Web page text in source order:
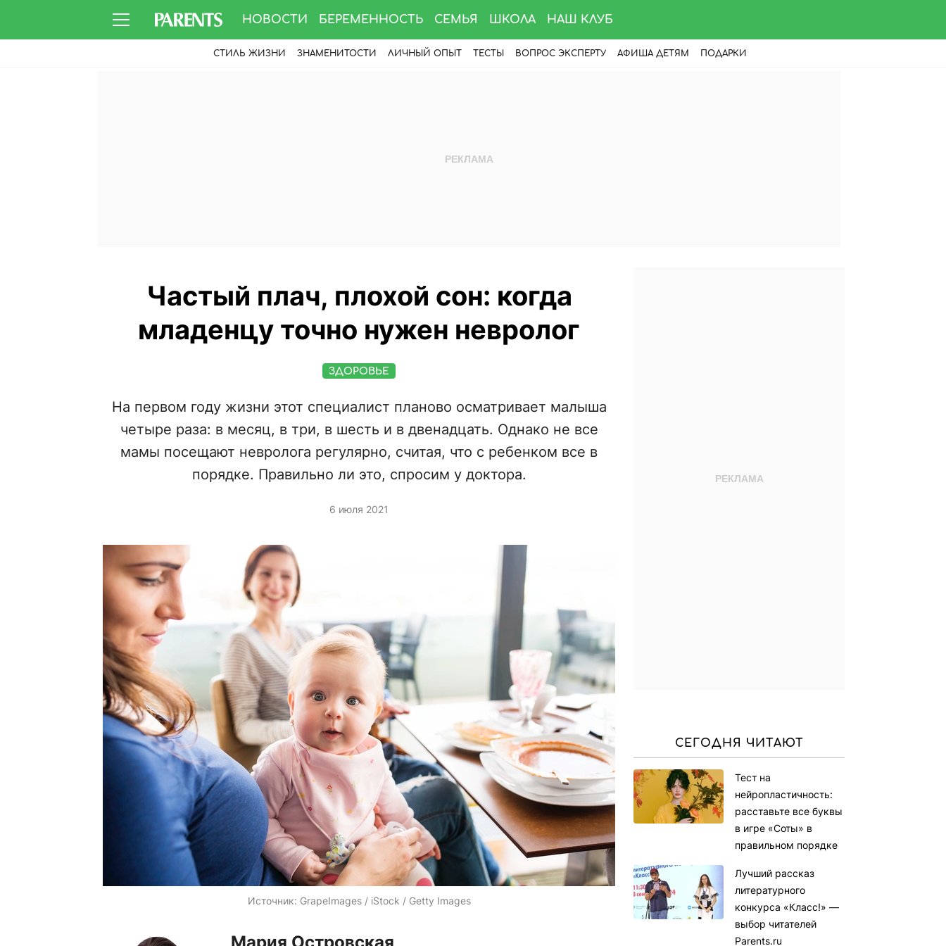
НОВОСТИ БЕРЕМЕННОСТЬ СЕМЬЯ ШКОЛА НАШ КЛУБ
СТИЛЬ ЖИЗНИ ЗНАМЕНИТОСТИ ЛИЧНЫЙ ОПЫТ ТЕСТЫ ВОПРОС ЭКСПЕРТУ АФИША ДЕТЯМ ПОДАРКИ
Частый плач, плохой сон: когда
младенцу точно нужен невролог
ЗДОРОВЬЕ
На первом году жизни этот специалист планово осматривает малыша
четыре раза: в месяц, в три, в шесть и в двенадцать. Однако не все
мамы посещают невролога регулярно, считая, что с ребенком все в
порядке. Правильно ли это, спросим у доктора.
6 июля 2021
Источник: GrapeImages / iStock / Getty Images
СЕГОДНЯ ЧИТАЮТ
Тест на
нейропластичность:
расставьте все буквы
в игре «Соты» в
правильном порядке
Лучший рассказ
литературного
конкурса «Класс!» —
выбор читателей
Parents.ru